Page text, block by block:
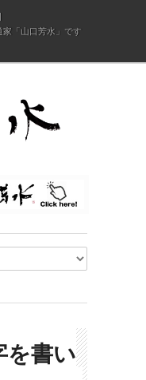
「山口芳水」です
を書い